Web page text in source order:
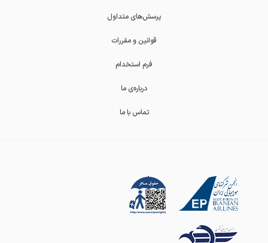
پرسش‌های متداول
قوانین و مقررات
فرم استخدام
درباره‌ی ما
تماس با ما